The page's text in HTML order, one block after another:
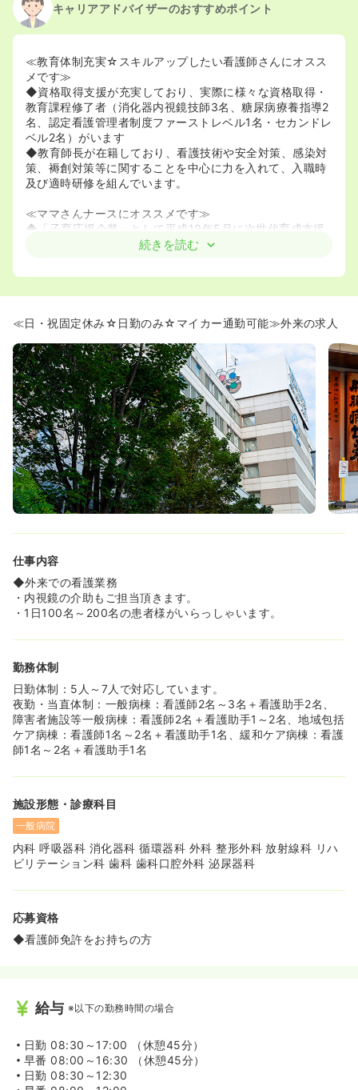
キャリアアドバイザーのおすすめポイント
≪教育体制充実☆スキルアップしたい看護師さんにオスス
メです≫
◆資格取得支援が充実しており、実際に様々な資格取得・
教育課程修了者（消化器内視鏡技師3名、糖尿病療養指導2
名、認定看護管理者制度ファーストレベル1名・セカンドレ
ベル2名）がいます
◆教育師長が在籍しており、看護技術や安全対策、感染対
策、褥創対策等に関することを中心に力を入れて、入職時
及び適時研修を組んでいます。
≪ママさんナースにオススメです≫
◆「子育応援企業」として平成19年5月に次世代育成支援
認定マークを取得しています。産休、育児休暇、子の看護
夜勤免除、夜勤のない場所での勤務、短時間正規雇用など
やさまざまな支援の手続きを応援しています。子育て経験
が整っています。
◆保育手当として6歳までのお子さんにかかる保育料の補
填（月額30,000円）をして下さいます。
≪好立地が魅力です≫
◆スキー場やゴルフ場、有名な温泉が多数あり、全国有数
の行楽地として有名な北海道旭川市に位置します！
≪充実した福利厚生≫
◆ユニフォームは貸与され、週2回クリーニングに提出で
きます。クリーニング代は無料です。
◆車通勤は、申し出により可能です。無料の駐車場を用意
しています。車通勤者には当社規定により通勤手当が支給
続きを読む
≪日・祝固定休み☆日勤のみ☆マイカー通勤可能≫外来の求人
仕事内容
◆外来での看護業務
・内視鏡の介助もご担当頂きます。
・1日100名～200名の患者様がいらっしゃいます。
勤務体制
日勤体制：5人～7人で対応しています。
夜勤・当直体制：一般病棟：看護師2名～3名＋看護助手2名、
障害者施設等一般病棟：看護師2名＋看護助手1～2名、地域包括
ケア病棟：看護師1名～2名＋看護助手1名、緩和ケア病棟：看護
師1名～2名＋看護助手1名
施設形態・診療科目
一般病院
内科 呼吸器科 消化器科 循環器科 外科 整形外科 放射線科 リハ
ビリテーション科 歯科 歯科口腔外科 泌尿器科
応募資格
◆看護師免許をお持ちの方
給与 ※以下の勤務時間の場合
日勤 08:30～17:00 （休憩45分）
早番 08:00～16:30 （休憩45分）
日勤 08:30～12:30